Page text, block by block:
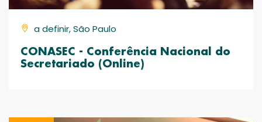
a definir, São Paulo
CONASEC - Conferência Nacional do
Secretariado (Online)